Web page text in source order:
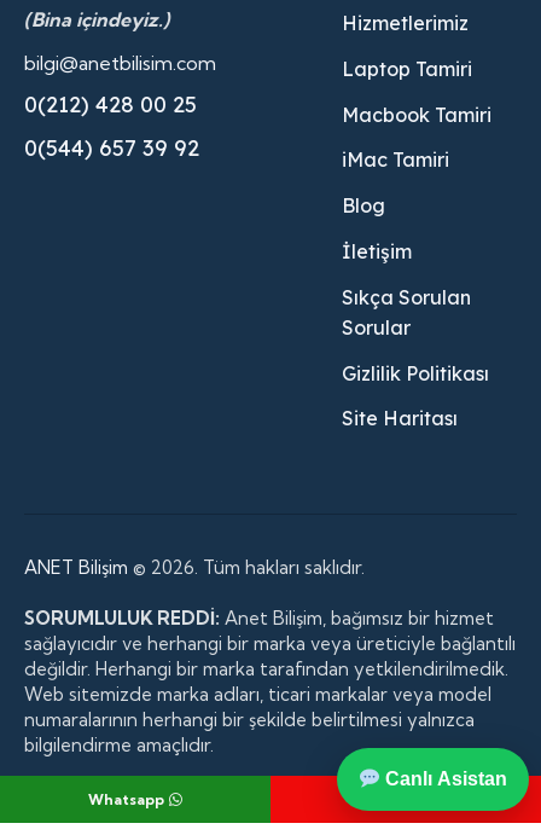
(Bina içindeyiz.)
bilgi@anetbilisim.com
0(212) 428 00 25
0(544) 657 39 92
Hizmetlerimiz
Laptop Tamiri
Macbook Tamiri
iMac Tamiri
Blog
İletişim
Sıkça Sorulan
Sorular
Gizlilik Politikası
Site Haritası
ANET Bilişim © 2026. Tüm hakları saklıdır.
SORUMLULUK REDDİ: Anet Bilişim, bağımsız bir hizmet
sağlayıcıdır ve herhangi bir marka veya üreticiyle bağlantılı
değildir. Herhangi bir marka tarafından yetkilendirilmedik.
Web sitemizde marka adları, ticari markalar veya model
numaralarının herhangi bir şekilde belirtilmesi yalnızca
bilgilendirme amaçlıdır.
Canlı Asistan
Whatsapp